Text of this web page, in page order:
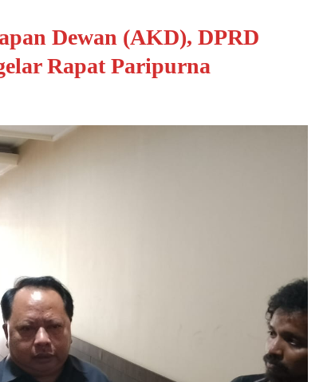
Dewan (AKD), DPRD
Rapat Paripurna